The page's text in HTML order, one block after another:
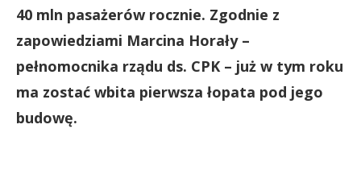
40 mln pasażerów rocznie. Zgodnie z
zapowiedziami Marcina Horały –
pełnomocnika rządu ds. CPK – już w tym roku
ma zostać wbita pierwsza łopata pod jego
budowę.